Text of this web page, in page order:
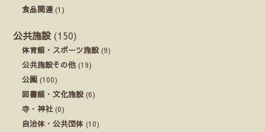
食品関連 (1)
公共施設 (150)
体育館・スポーツ施設(9)
公共施設その他 (19)
公園 (100)
図書館・文化施設(6)
寺・神社(0)
自治体・公共団体 (10)